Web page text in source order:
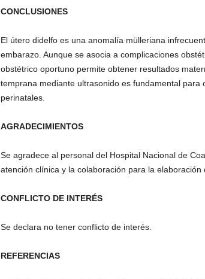
CONCLUSIONES
El útero didelfo es una anomalía mülleriana
embarazo. Aunque se asocia a complicaciones
obstétrico oportuno permite obtener resultados
temprana mediante ultrasonido es fundamental para
perinatales.
AGRADECIMIENTOS
Se agradece al personal del Hospital Nacional de
atención clínica y la colaboración para la elaboración
CONFLICTO DE INTERÉS
Se declara no tener conflicto de interés.
REFERENCIAS